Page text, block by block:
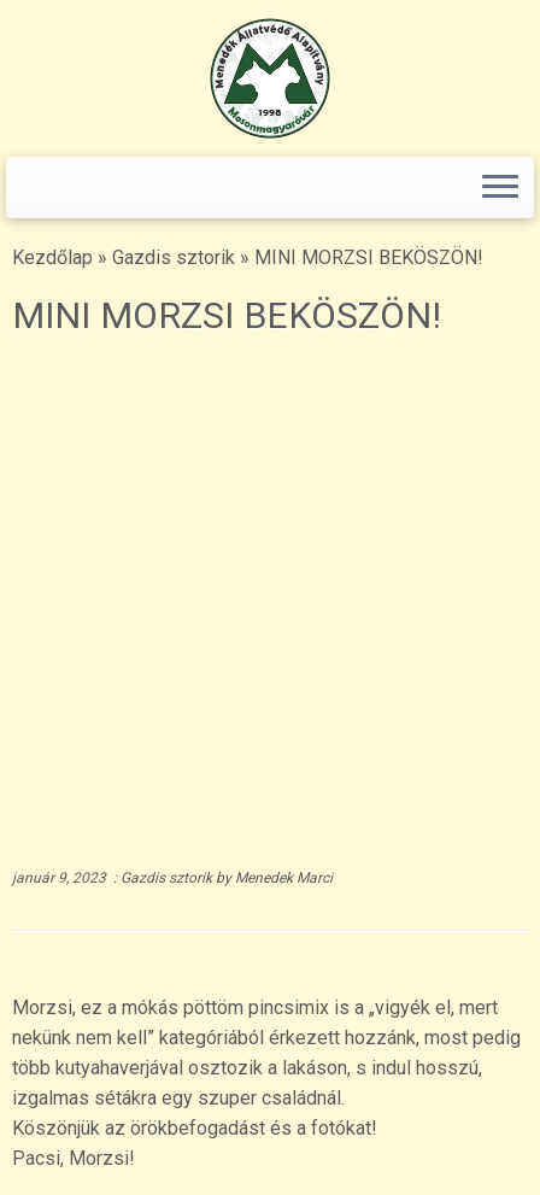
to
Kezdőlap » Gazdis sztorik » MINI MORZSI BEKÖSZÖN!
MINI MORZSI BEKÖSZÖN!
január 9, 2023: Gazdis sztorik by Menedek Marci
Morzsi, ez a mókás pöttöm pincsimix is a „vigyék el, mert
nekünk nem kell” kategóriából érkezett hozzánk, most pedig
több kutyahaverjával osztozik a lakáson, s indul hosszú,
izgalmas sétákra egy szuper családnál.
Köszönjük az örökbefogadást és a fotókat!
Pacsi, Morzsi!